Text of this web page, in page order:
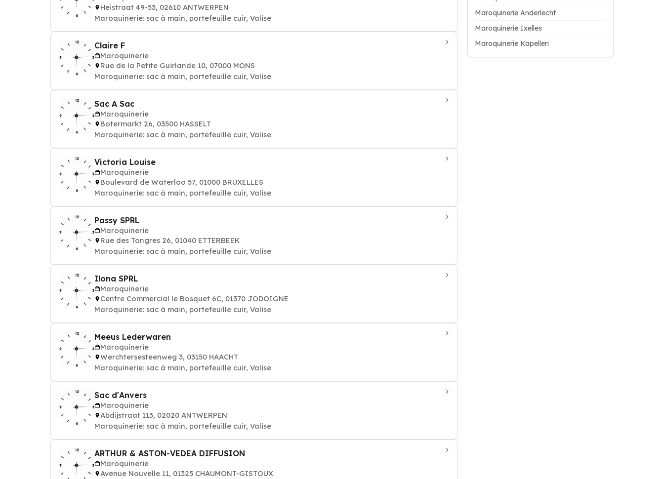
Heistraat 49-53, 02610 ANTWERPEN
Maroquinerie: sac à main, portefeuille cuir, Valise
Claire F
Maroquinerie
Rue de la Petite Guirlande 10, 07000 MONS
Maroquinerie: sac à main, portefeuille cuir, Valise
Sac A Sac
Maroquinerie
Botermarkt 26, 03500 HASSELT
Maroquinerie: sac à main, portefeuille cuir, Valise
Victoria Louise
Maroquinerie
Boulevard de Waterloo 57, 01000 BRUXELLES
Maroquinerie: sac à main, portefeuille cuir, Valise
Passy SPRL
Maroquinerie
Rue des Tongres 26, 01040 ETTERBEEK
Maroquinerie: sac à main, portefeuille cuir, Valise
Ilona SPRL
Maroquinerie
Centre Commercial le Bosquet 6C, 01370 JODOIGNE
Maroquinerie: sac à main, portefeuille cuir, Valise
Meeus Lederwaren
Maroquinerie
Werchtersesteenweg 3, 03150 HAACHT
Maroquinerie: sac à main, portefeuille cuir, Valise
Sac d'Anvers
Maroquinerie
Abdijstraat 113, 02020 ANTWERPEN
Maroquinerie: sac à main, portefeuille cuir, Valise
ARTHUR & ASTON-VEDEA DIFFUSION
Maroquinerie
Avenue Nouvelle 11, 01325 CHAUMONT-GISTOUX
Maroquinerie Anderlecht
Maroquinerie Ixelles
Maroquinerie Kapellen